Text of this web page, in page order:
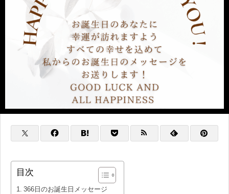
目次
366日のお誕生日メッセージ